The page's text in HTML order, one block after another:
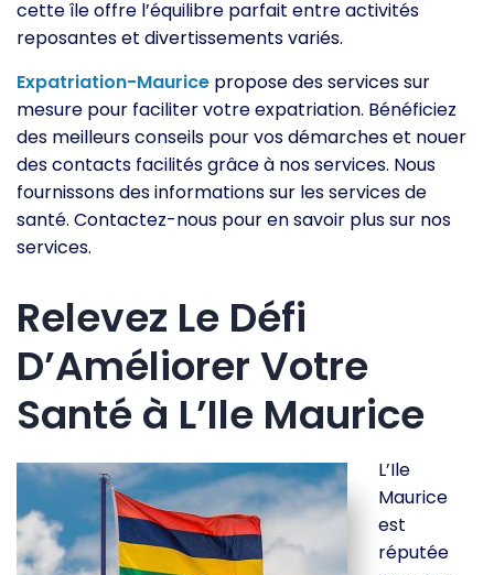
cette île offre l’équilibre parfait entre activités
reposantes et divertissements variés.
Expatriation-Maurice propose des services sur
mesure pour faciliter votre expatriation. Bénéficiez
des meilleurs conseils pour vos démarches et nouer
des contacts facilités grâce à nos services. Nous
fournissons des informations sur les services de
santé. Contactez-nous pour en savoir plus sur nos
services.
Relevez Le Défi
D’Améliorer Votre
Santé à L’Ile Maurice
L’Ile
Maurice
est
réputée